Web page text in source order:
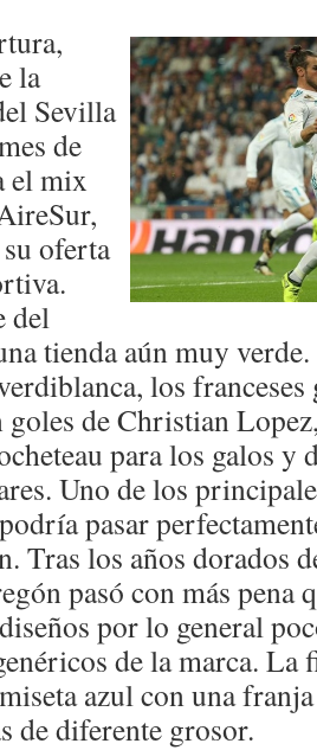
la
Sevilla
de
el mix
oferta
del
tienda aún muy
los
goles de Christian
para los galos y
Uno de los
pasar
Tras los años dorados
pasó con más pena
por lo general
de la marca. La
azul con una
de diferente grosor.